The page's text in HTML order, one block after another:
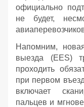
официально
не будет,
Напомним,
выезда (EES)
проходить
при первом
включает
пальцев и